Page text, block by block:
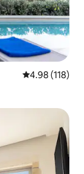
औसत रेटिंग 5 में से
4.98 (118)